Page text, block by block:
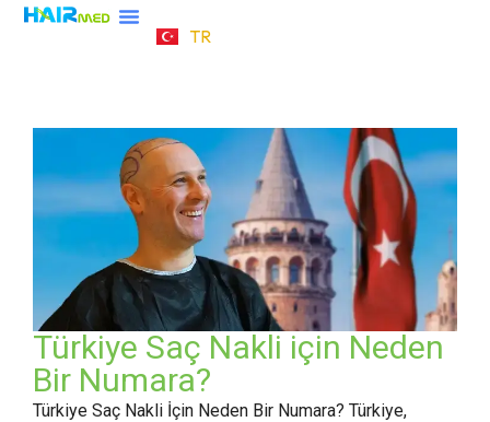
TR
DE
Türkiye Saç Nakli için Neden
Bir Numara?
Türkiye Saç Nakli İçin Neden Bir Numara? Türkiye,